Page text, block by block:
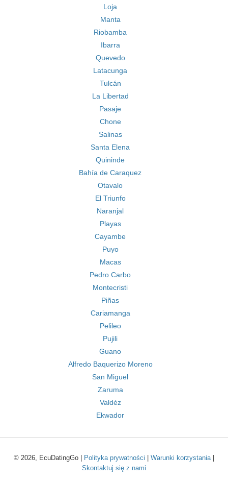
Loja
Manta
Riobamba
Ibarra
Quevedo
Latacunga
Tulcán
La Libertad
Pasaje
Chone
Salinas
Santa Elena
Quininde
Bahía de Caraquez
Otavalo
El Triunfo
Naranjal
Playas
Cayambe
Puyo
Macas
Pedro Carbo
Montecristi
Piñas
Cariamanga
Pelileo
Pujili
Guano
Alfredo Baquerizo Moreno
San Miguel
Zaruma
Valdéz
Ekwador
© 2026, EcuDatingGo | Polityka prywatności Warunki korzystania|
Skontaktuj się z nami